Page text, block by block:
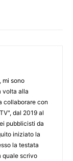
mi sono
volta alla
collaborare con
dal 2019 al
pubblicisti da
iniziato la
la testata
quale scrivo